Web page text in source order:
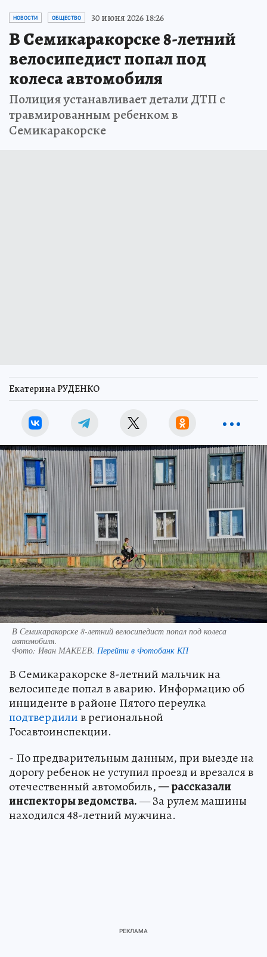
НОВОСТИ ОБЩЕСТВО 30 июня 2026 18:26
В Семикаракорске 8-летний
велосипедист попал под
колеса автомобиля
Полиция устанавливает детали ДТП с
травмированным ребенком в
Семикаракорске
Екатерина РУДЕНКО
В Семикаракорске 8-летний велосипедист попал под колеса
автомобиля.
Фото: Иван МАКЕЕВ. Перейти в Фотобанк КП
В Семикаракорске 8-летний мальчик на
велосипеде попал в аварию. Информацию об
инциденте в районе Пятого переулка
подтвердилив региональной
Госавтоинспекции.
- По предварительным данным, при выезде на
дорогу ребенок не уступил проезд и врезался в
отечественный автомобиль,—рассказали
инспекторы ведомства.— За рулем машины
находился 48-летний мужчина.